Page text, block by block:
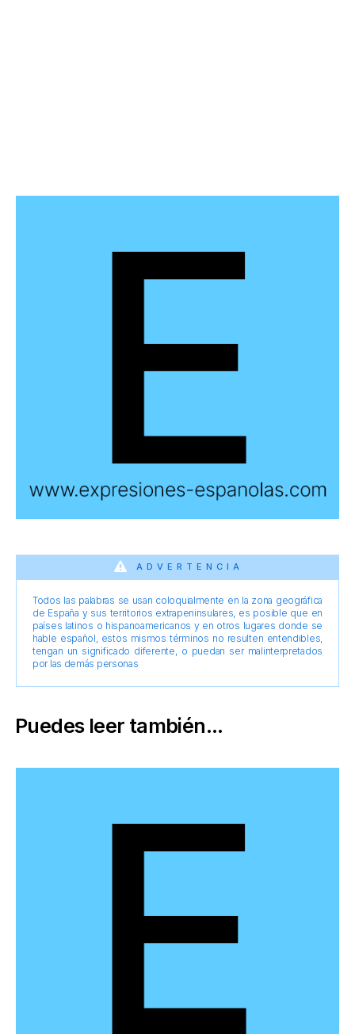
ADVERTENCIA
Todos las palabras se usan coloquialmente en la zona geográfica
de España y sus territorios extrapeninsulares, es posible que en
países latinos o hispanoamericanos y en otros lugares donde se
hable español, estos mismos términos no resulten entendibles,
tengan un significado diferente, o puedan ser malinterpretados
por las demás personas
Puedes leer también...